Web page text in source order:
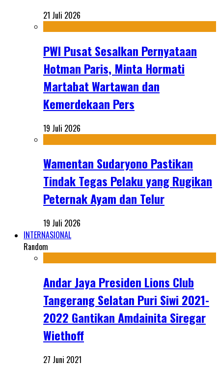
21 Juli 2026
PWI Pusat Sesalkan Pernyataan
Hotman Paris, Minta Hormati
Martabat Wartawan dan
Kemerdekaan Pers
19 Juli 2026
Wamentan Sudaryono Pastikan
Tindak Tegas Pelaku yang Rugikan
Peternak Ayam dan Telur
19 Juli 2026
INTERNASIONAL
Random
Andar Jaya Presiden Lions Club
Tangerang Selatan Puri Siwi 2021-
2022 Gantikan Amdainita Siregar
Wiethoff
27 Juni 2021